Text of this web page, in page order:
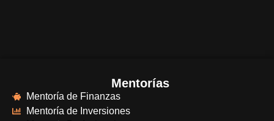
Mentorías
Mentoría de Finanzas
Mentoría de Inversiones